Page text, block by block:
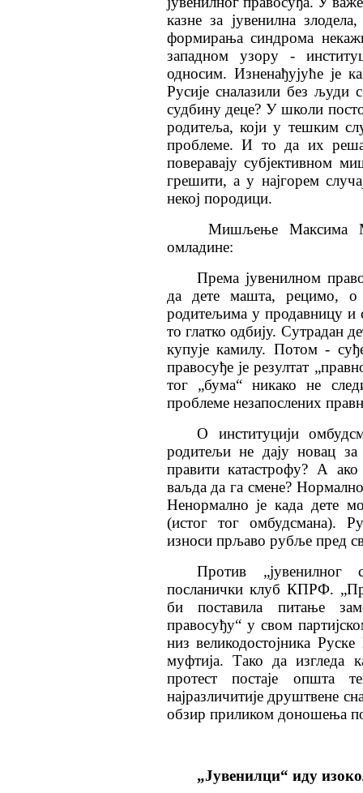
казне за јувенилна
формирања синдрома
западном узору -
односим. Изненађујуће је
Русије сналазили без људи
судбину деце? У школи
родитеља, који у тешким
проблеме. И то да их
поверавају субјективном
грешити, а у најгорем
некој породици.
Мишљење Максима
омладине:
Према јувенилном
да дете машта, рецимо, о
родитељима у продавницу и
то глатко одбију. Сутрадан
купује камилу. Потом -
правосуђе је резултат
тог „бума“ никако не
проблеме незапослених
О институцији
родитељи не дају новац
правити катастрофу? А
ваљда да га смене?
Ненормално је када дете
(истог тог омбудсмана).
износи прљаво рубље пред
Против „јувенилног
посланички клуб КПРФ.
би поставила питање
правосуђу“ у свом
низ великодостојника
муфтија. Тако да изгледа
протест постаје општа
најразличитије друштвене
обзир приликом доношења
„Јувенилци“ иду